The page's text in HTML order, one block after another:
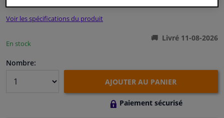
Nettoyage & protection
Camping-car, moto & vélo
Promotions et réductions
Voir les spécifications du produit
En stock
Livré 11-08-2026
Nombre:
AJOUTER AU PANIER
Paiement sécurisé